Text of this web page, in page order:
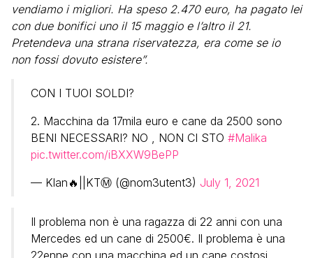
vendiamo i migliori. Ha speso 2.470 euro, ha pagato lei
con due bonifici uno il 15 maggio e l’altro il 21.
Pretendeva una strana riservatezza, era come se io
non fossi dovuto esistere”.
CON I TUOI SOLDI?
2. Macchina da 17mila euro e cane da 2500 sono
BENI NECESSARI? NO , NON CI STO #Malika
pic.twitter.com/iBXXW9BePP
— Klan🔥||KTⓂ (@nom3utent3) July 1, 2021
Il problema non è una ragazza di 22 anni con una
Mercedes ed un cane di 2500€. Il problema è una
22enne con una macchina ed un cane costosi